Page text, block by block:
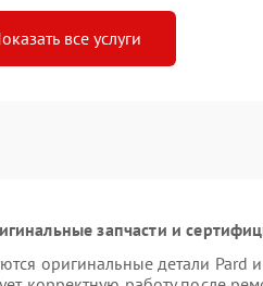
все услуги
запчасти и
оригинальные детали